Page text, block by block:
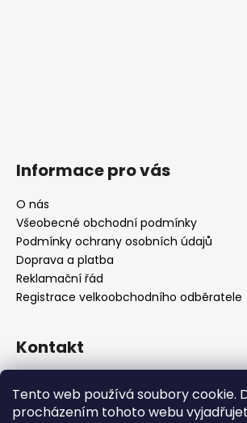
Tento web používá soubory cookie.
procházením tohoto webu
Informace pro vás
O nás
Všeobecné obchodní podmínky
Podmínky ochrany osobních údajů
Doprava a platba
Reklamační řád
Registrace velkoobchodního odběratele
Kontakt
+420222744000